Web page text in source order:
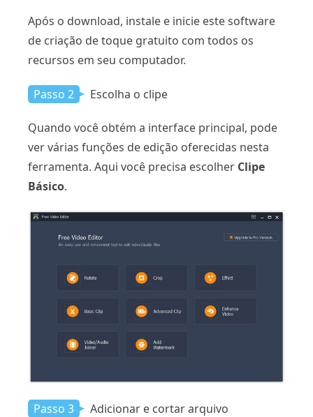
Após o download, instale e inicie este software
de criação de toque gratuito com todos os
recursos em seu computador.
Passo 2 Escolha o clipe
Quando você obtém a interface principal, pode
ver várias funções de edição oferecidas nesta
ferramenta. Aqui você precisa escolher Clipe
Básico.
Passo 3 Adicionar e cortar arquivo